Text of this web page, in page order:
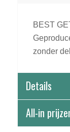
BEST
zonder
Details
All-in